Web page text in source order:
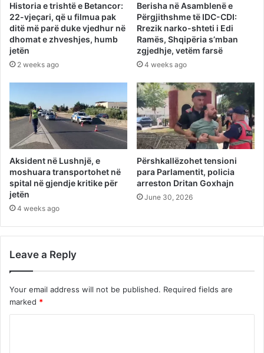
Historia e trishtë e Betancor:
22-vjeçari, që u filmua pak
ditë më parë duke vjedhur në
dhomat e zhveshjes, humb
jetën
2 weeks ago
Berisha në Asamblenë e
Përgjithshme të IDC-CDI:
Rrezik narko-shteti i Edi
Ramës, Shqipëria s’mban
zgjedhje, vetëm farsë
4 weeks ago
Aksident në Lushnjë, e
moshuara transportohet në
spital në gjendje kritike për
jetën
4 weeks ago
Përshkallëzohet tensioni
para Parlamentit, policia
arreston Dritan Goxhajn
June 30, 2026
Leave a Reply
Your email address will not be published. Required fields are
marked *